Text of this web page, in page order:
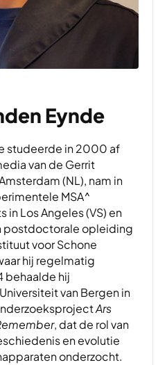
Eynde
studeerde in 2000 af
van de Gerrit
(NL), nam in
MSA^
in Los Angeles (VS) en
postdoctorale opleiding
voor Schone
hij regelmatig
behaalde hij
van Bergen in
Ars
, dat de rol van
en evolutie
onderzocht.